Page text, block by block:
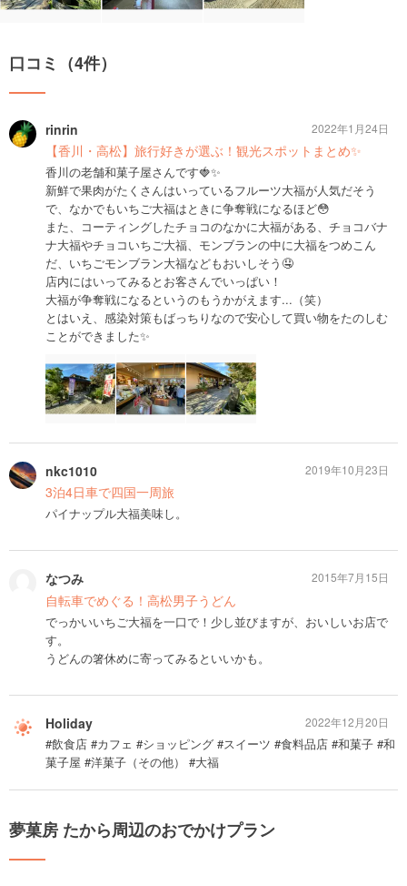
口コミ（4件）
rinrin
【香川・高松】旅行好きが選ぶ！観光スポットまとめ✨
香川の老舗和菓子屋さんです🍓✨
新鮮で果肉がたくさんはいっているフルーツ大福が人気だそう
で、なかでもいちご大福はときに争奪戦になるほど😳
また、コーティングしたチョコのなかに大福がある、チョコバナ
ナ大福やチョコいちご大福、モンブランの中に大福をつめこん
だ、いちごモンブラン大福などもおいしそう🤤
店内にはいってみるとお客さんでいっぱい！
大福が争奪戦になるというのもうかがえます...（笑）
とはいえ、感染対策もばっちりなので安心して買い物をたのしむ
ことができました✨
2022年1月24日
nkc1010
3泊4日車で四国一周旅
パイナップル大福美味し。
2019年10月23日
なつみ
自転車でめぐる！高松男子うどん
でっかいいちご大福を一口で！少し並びますが、おいしいお店で
す。
うどんの箸休めに寄ってみるといいかも。
2015年7月15日
Holiday
#飲食店 #カフェ #ショッピング #スイーツ #食料品店 #和菓子 #和
菓子屋 #洋菓子（その他） #大福
2022年12月20日
夢菓房 たから周辺のおでかけプラン